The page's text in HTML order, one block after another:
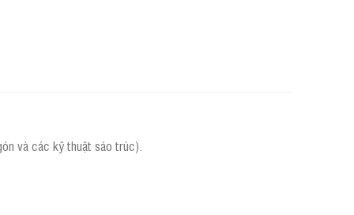
và các kỹ thuật sáo trúc).